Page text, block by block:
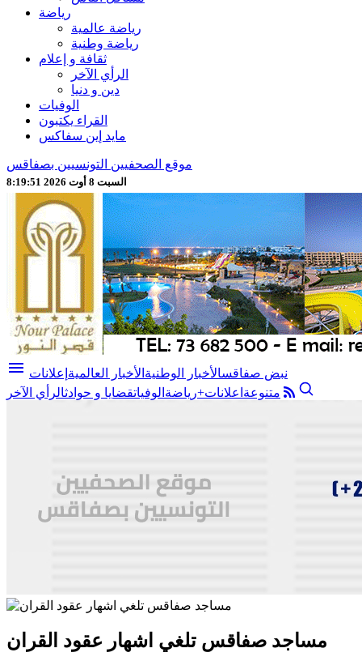
رياضة
رياضة عالمية
رياضة وطنية
ثقافة و إعلام
الرأي الآخر
دين و دنيا
الوفيات
القراء يكتبون
مايد إين سفاكس
موقع الصحفيين التونسيين بصفاقس
السبت 8 أوت 2026 8:19:53
menu نبض صفاقسالأخبار الوطنية الأخبار العالمية إعلانات
متنوعة اعلانات+رياضة الوفياتقضايا و حوادثالرأي الآخر
مساجد صفاقس تلغي اشهار عقود القران